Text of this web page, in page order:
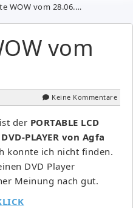
WOW vom 28.06.2010
vom
Keine Kommentare
der PORTABLE LCD
PLAYER von Agfa
konnte ich nicht finden.
DVD Player
Meinung nach gut.